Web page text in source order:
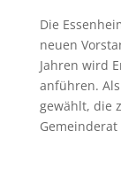
Die
neuen
Jahren wird
anführen.
gewählt, die
Gemeinderat